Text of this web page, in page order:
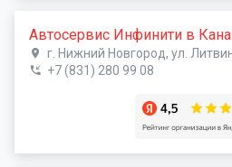
Автосервис Инфинити в
г. Нижний Новгород, ул.
+7 (831) 280 99 08